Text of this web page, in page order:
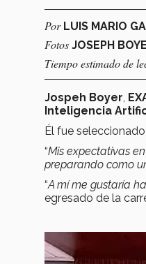
Por LUIS MARIO
Fotos JOSEPH
Tiempo estimado de
Jospeh Boyer
Inteligencia
Él fue
“Mis expectativas
preparando como
“A mí me gustaría
egresado de la